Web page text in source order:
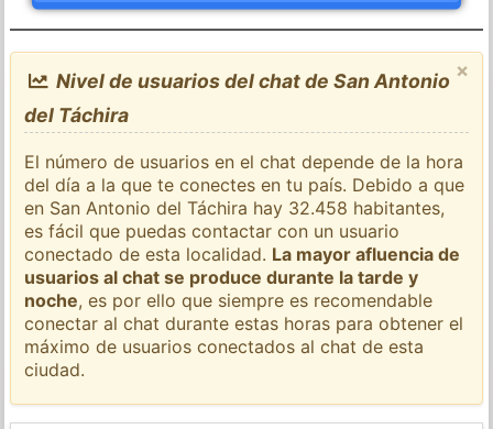
×
Nivel de usuarios del chat de San Antonio
del Táchira
El número de usuarios en el chat depende de la hora
del día a la que te conectes en tu país. Debido a que
en San Antonio del Táchira hay 32.458 habitantes,
es fácil que puedas contactar con un usuario
conectado de esta localidad. La mayor afluencia de
usuarios al chat se produce durante la tarde y
noche, es por ello que siempre es recomendable
conectar al chat durante estas horas para obtener el
máximo de usuarios conectados al chat de esta
ciudad.